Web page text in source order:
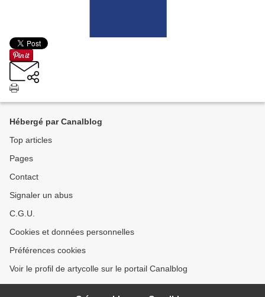
Hébergé par Canalblog
Top articles
Pages
Contact
Signaler un abus
C.G.U.
Cookies et données personnelles
Préférences cookies
Voir le profil de artycolle sur le portail Canalblog